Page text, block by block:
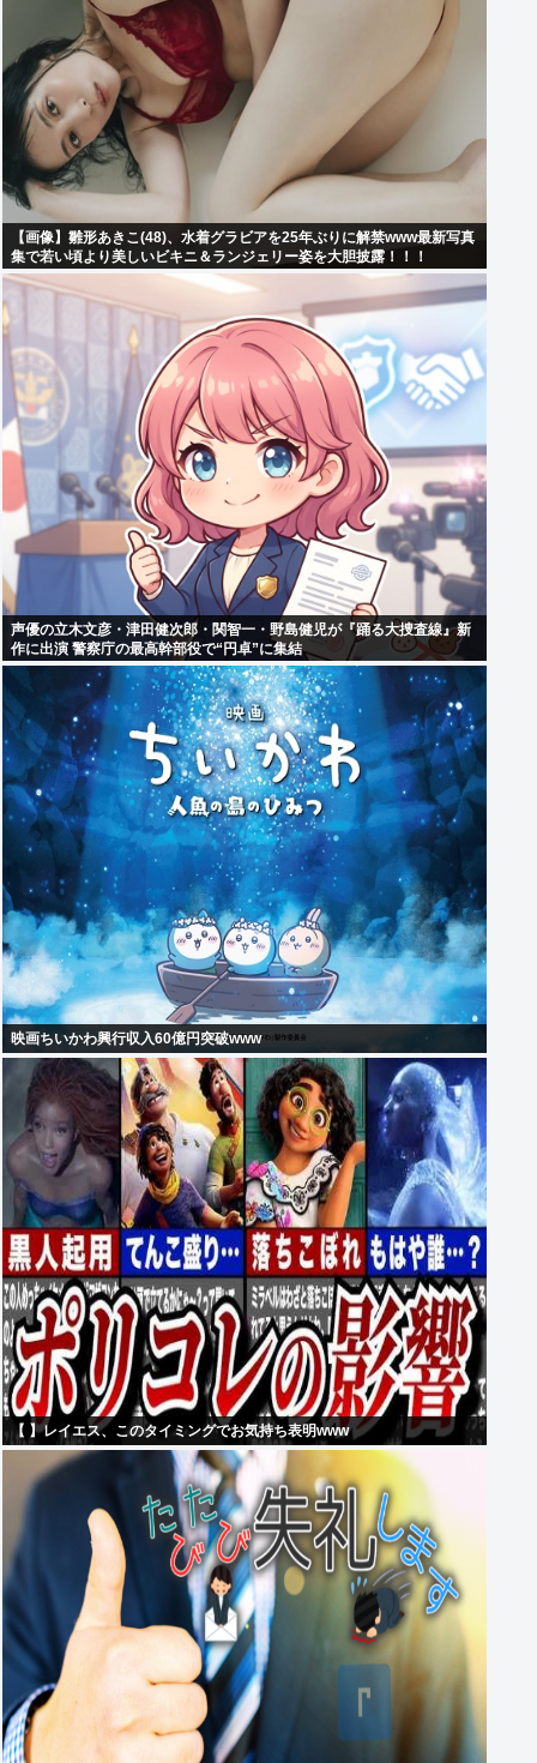
【画像】雛形あきこ(48)、水着グラビアを25年ぶりに解禁www最新写真
集で若い頃より美しいビキニ＆ランジェリー姿を大胆披露！！！
声優の立木文彦・津田健次郎・関智一・野島健児が『踊る大捜査線』新
作に出演 警察庁の最高幹部役で“円卓”に集結
映画ちいかわ興行収入60億円突破www
【 】レイエス、このタイミングでお気持ち表明www